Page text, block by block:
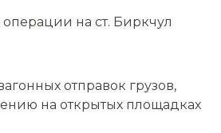
на ст. Биркчул
отправок грузов,
на открытых площадках